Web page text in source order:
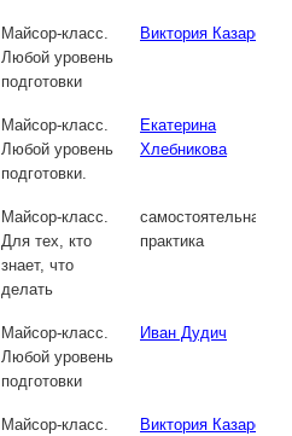
Майсор-класс.
Любой уровень
подготовки
Виктория Казарова
Майсор-класс.
Любой уровень
подготовки.
Екатерина
Хлебникова
Майсор-класс.
Для тех, кто
знает, что
делать
самостоятельная
практика
Майсор-класс.
Любой уровень
подготовки
Иван Дудич
Майсор-класс.
Виктория Казарова